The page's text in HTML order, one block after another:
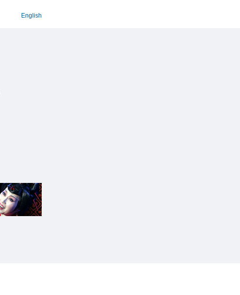
English